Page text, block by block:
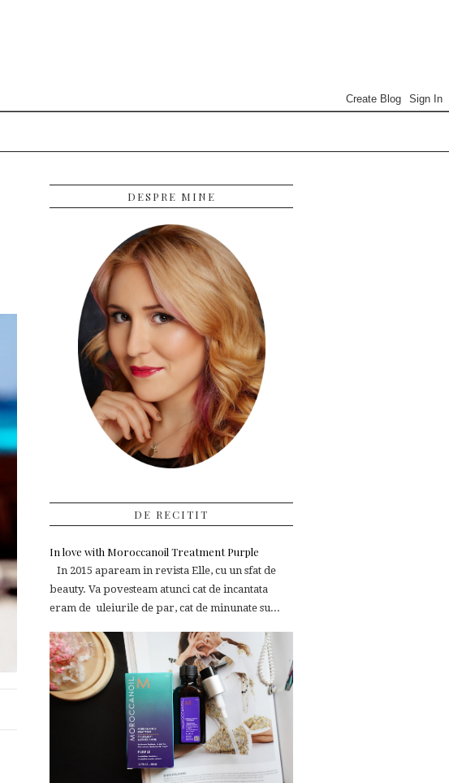
DESPRE MINE
DE RECITIT
In love with Moroccanoil Treatment Purple
In 2015 apaream in revista Elle, cu un sfat de
beauty. Va povesteam atunci cat de incantata
eram de uleiurile de par, cat de minunate su...